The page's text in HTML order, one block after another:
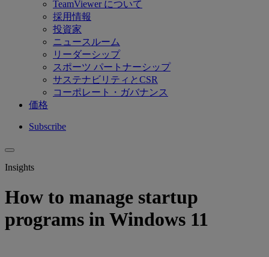
TeamViewer について
採用情報
投資家
ニュースルーム
リーダーシップ
スポーツ パートナーシップ
サステナビリティとCSR
コーポレート・ガバナンス
価格
Subscribe
Insights
How to manage startup
programs in Windows 11